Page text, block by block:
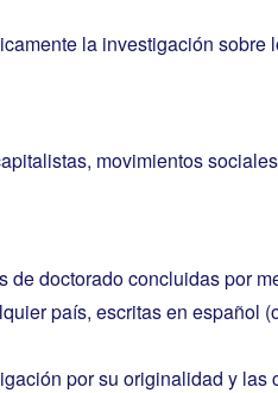
la investigación
movimientos
de doctorado concluidas por
país, escritas en español
por su originalidad y